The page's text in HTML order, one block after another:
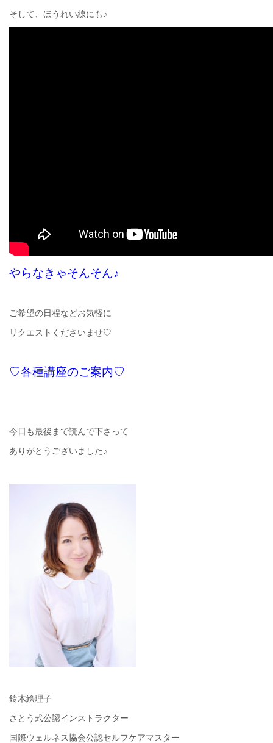
そして、ほうれい線にも♪
やらなきゃそんそん♪
ご希望の日程などお気軽に
リクエストくださいませ♡
♡各種講座のご案内♡
今日も最後まで読んで下さって
ありがとうございました♪
鈴木絵理子
さとう式公認インストラクター
国際ウェルネス協会公認セルフケアマスター